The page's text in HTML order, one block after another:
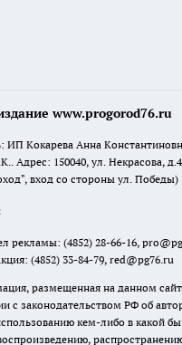
www.progorod76.ru
ИП Кокарева Анна
Адрес: 150040, ул. Некрасова,
вход со стороны ул. Победы)
рекламы: (4852) 28-66-16,
(4852) 33-84-79, red@pg76.ru
размещенная на данном
с законодательством РФ об
кем-либо в какой